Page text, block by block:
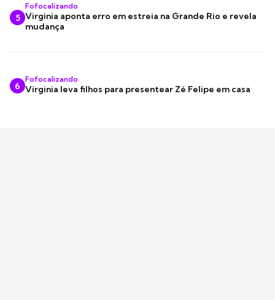
5
Fofocalizando
Virginia aponta erro em estreia na Grande Rio e revela
mudança
6
Fofocalizando
Virginia leva filhos para presentear Zé Felipe em casa